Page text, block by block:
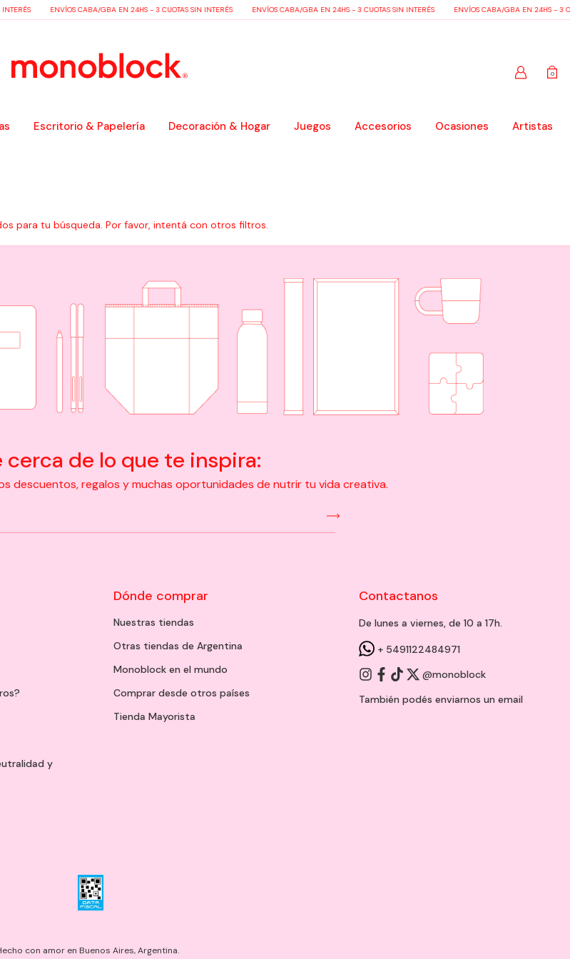
ENVÍOS CABA/GBA EN 24HS - 3 CUOTAS SIN INTERÉS ENVÍOS CABA/GBA EN 24HS - 3 CUOTAS SIN INTERÉS ENVÍOS CABA/GBA EN 24HS - 3
0
Escritorio & Papelería Decoración & Hogar Juegos Accesorios Ocasiones Artistas
para tu búsqueda. Por favor, intentá con otros filtros.
cerca de lo que te inspira:
descuentos, regalos y muchas oportunidades de nutrir tu vida creativa.
y
Dónde comprar
Nuestras tiendas
Otras tiendas de Argentina
Monoblock en el mundo
Comprar desde otros países
Tienda Mayorista
Contactanos
De lunes a viernes, de 10 a 17h.
+ 5491122484971
@monoblock
También podés enviarnos un email
con amor en Buenos Aires, Argentina.